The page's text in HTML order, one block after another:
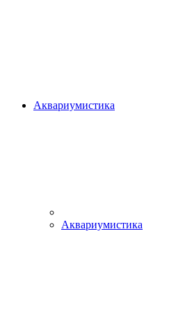
Аквариумистика
Аквариумистика